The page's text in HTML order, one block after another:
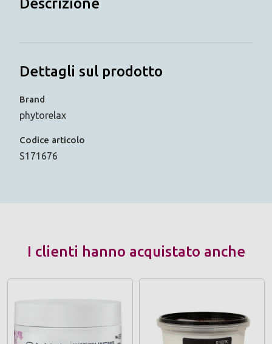
Dettagli sul prodotto
Brand
phytorelax
Codice articolo
S171676
I clienti hanno acquistato anche